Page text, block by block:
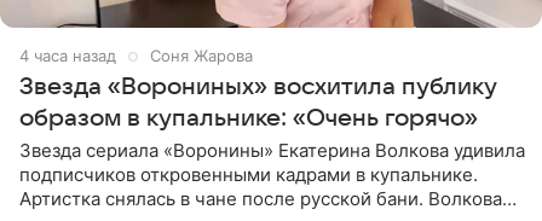
4 часа назад Соня Жарова
Звезда «Ворониных» восхитила публику
образом в купальнике: «Очень горячо»
Звезда сериала «Воронины» Екатерина Волкова удивила
подписчиков откровенными кадрами в купальнике.
Артистка снялась в чане после русской бани. Волкова